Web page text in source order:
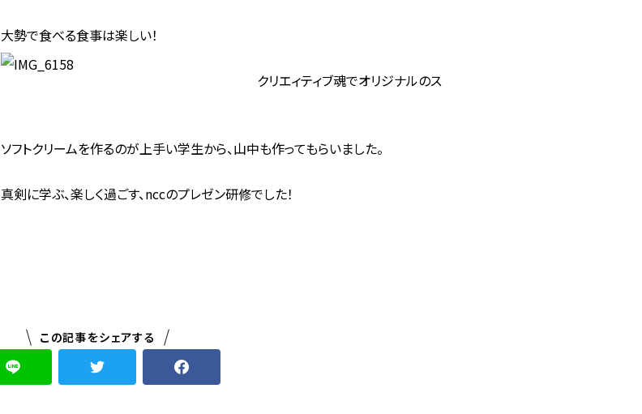
大勢で食べる食事は楽しい！
クリエィティブ魂でオリジナルのス
ソフトクリームを作るのが上手い学生から、山中も作ってもらいました。
真剣に学ぶ、楽しく過ごす、nccのプレゼン研修でした！
この記事をシェアする